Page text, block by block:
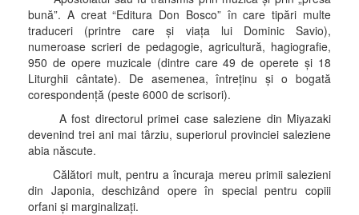
bună”. A creat “Editura Don Bosco” în care tipări multe
traduceri (printre care şi viaţa lui Dominic Savio),
numeroase scrieri de pedagogie, agricultură, hagiografie,
950 de opere muzicale (dintre care 49 de operete şi 18
Liturghii cântate). De asemenea, întreţinu şi o bogată
corespondenţă (peste 6000 de scrisori).
A fost directorul primei case saleziene din Miyazaki
devenind trei ani mai târziu, superiorul provinciei saleziene
abia născute.
Călători mult, pentru a încuraja mereu primii salezieni
din Japonia, deschizând opere în special pentru copiii
orfani şi marginalizaţi.